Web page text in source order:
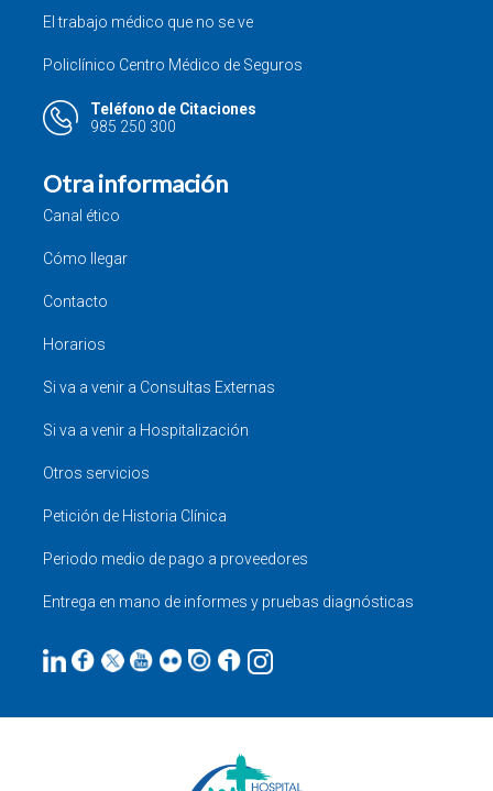
El trabajo médico que no se ve
Policlínico Centro Médico de Seguros
Teléfono de Citaciones
985 250 300
Otra información
Canal ético
Cómo llegar
Contacto
Horarios
Si va a venir a Consultas Externas
Si va a venir a Hospitalización
Otros servicios
Petición de Historia Clínica
Periodo medio de pago a proveedores
Entrega en mano de informes y pruebas diagnósticas